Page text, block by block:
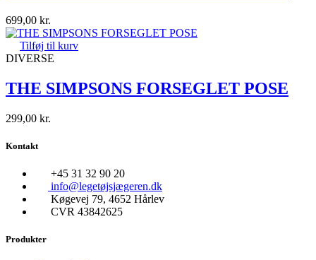
699,00 kr.
Tilføj til kurv
DIVERSE
THE SIMPSONS FORSEGLET POSE
299,00 kr.
Kontakt
+45 31 32 90 20
info@legetøjsjægeren.dk
Køgevej 79, 4652 Hårlev
CVR 43842625
Produkter